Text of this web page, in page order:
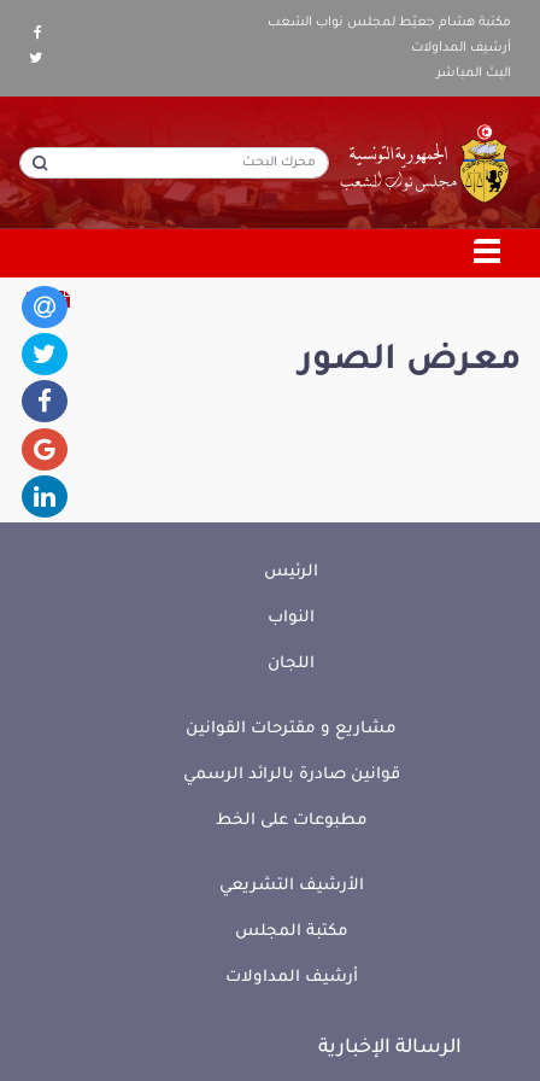
مكتبة هشام جعيّط لمجلس نواب الشعب
أرشيف المداولات
البث المباشر
معرض الصور
الرئيس
النواب
اللجان
مشاريع و مقترحات القوانين
قوانين صادرة بالرائد الرسمي
مطبوعات على الخط
الأرشيف التشريعي
مكتبة المجلس
أرشيف المداولات
الرسالة الإخبارية